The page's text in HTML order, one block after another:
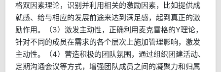
格双因素理论，识别并利用相关的激励因素，比如提供成
就感、给与相应的发展前途来达到满足感，起到真正的激
励作用。（3）激发主动性，正确利用麦克雷格的Y理论，
针对不同的成员在需求的各个层次上施加管理影响，激发
主动性。（4）营造积极的团队氛围，通过组织团建活动、
定期沟通会议等方式，增强团队成员之间的凝聚力和归属